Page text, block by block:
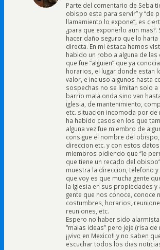
Parte del comentario de Seba
obispo esta para servir” y “de
llamamiento lo expone”, es
¿para que exponerlo aun mas?.
hacer daño seguro que lo
directa. En mi estaca hemos
habido un robo a alguna de
que fue “alguien” que ya
horarios, el lugar donde estan
valor, e incluso algunos hasta
sospechas no se limitan solo a
barrio mala onda sino van
iglesia, de mantenimiento,
etc. situacion incomoda por de
ha habido casos en los que
alguna vez fue miembro de
consigue el nombre del obispo,
direccion etc. y con estos
miembros pidiendo que “le
que tiene un recado del
muestra la direccion, telefono
que voy es que mucha gente
la Iglesia en sus propiedades
gente que nos conoce, conoce
costumbres, horarios,
reuniones, etc.
Espero no haber sido
“malas ideas” pero jeje (risa de
¡¡vivo en Mexico!! y no saben
escuchar todos los dias